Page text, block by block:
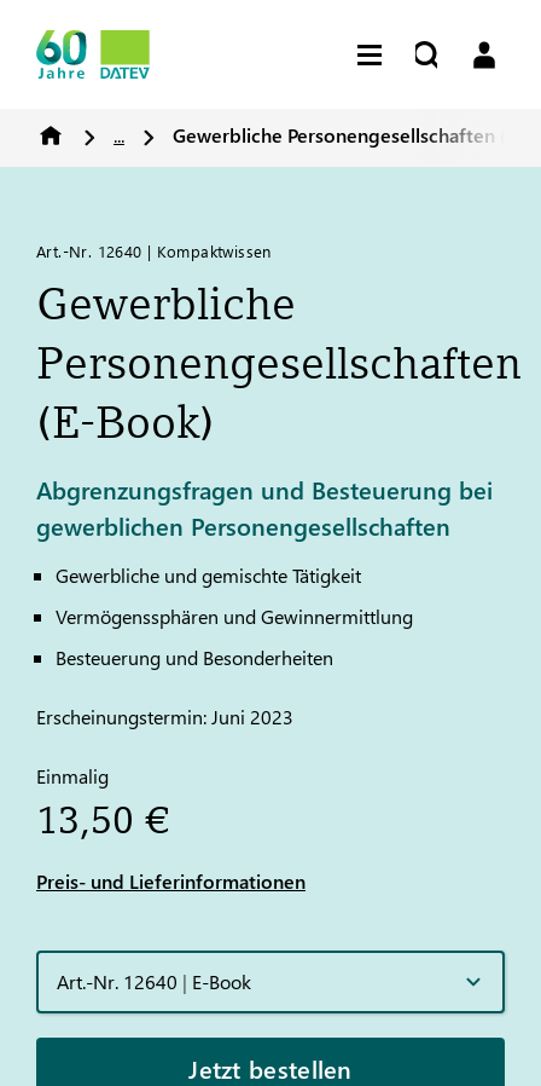
... Gewerbliche Personengesellschaften (E-
Art.-Nr. 12640 | Kompaktwissen
Gewerbliche
Personengesellschaften
(E-Book)
Abgrenzungsfragen und Besteuerung bei
gewerblichen Personengesellschaften
Gewerbliche und gemischte Tätigkeit
Vermögenssphären und Gewinnermittlung
Besteuerung und Besonderheiten
Erscheinungstermin: Juni 2023
Einmalig
13,50 €
Preis- und Lieferinformationen
Art.-Nr. 12640 | E-Book
Jetzt bestellen